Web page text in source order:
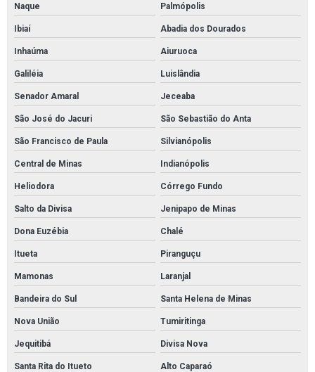
Naque Palmópolis
Ibiaí Abadia dos Dourados
Inhaúma Aiuruoca
Galiléia Luislândia
Senador Amaral Jeceaba
São José do Jacuri São Sebastião do Anta
São Francisco de Paula Silvianópolis
Central de Minas Indianópolis
Heliodora Córrego Fundo
Salto da Divisa Jenipapo de Minas
Dona Euzébia Chalé
Itueta Piranguçu
Mamonas Laranjal
Bandeira do Sul Santa Helena de Minas
Nova União Tumiritinga
Jequitibá Divisa Nova
Santa Rita do Itueto Alto Caparaó